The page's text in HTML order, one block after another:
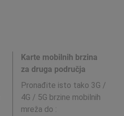
Karte mobilnih brzina
za druga područja
Pronađite isto tako 3G /
4G / 5G brzine mobilnih
mreža do :